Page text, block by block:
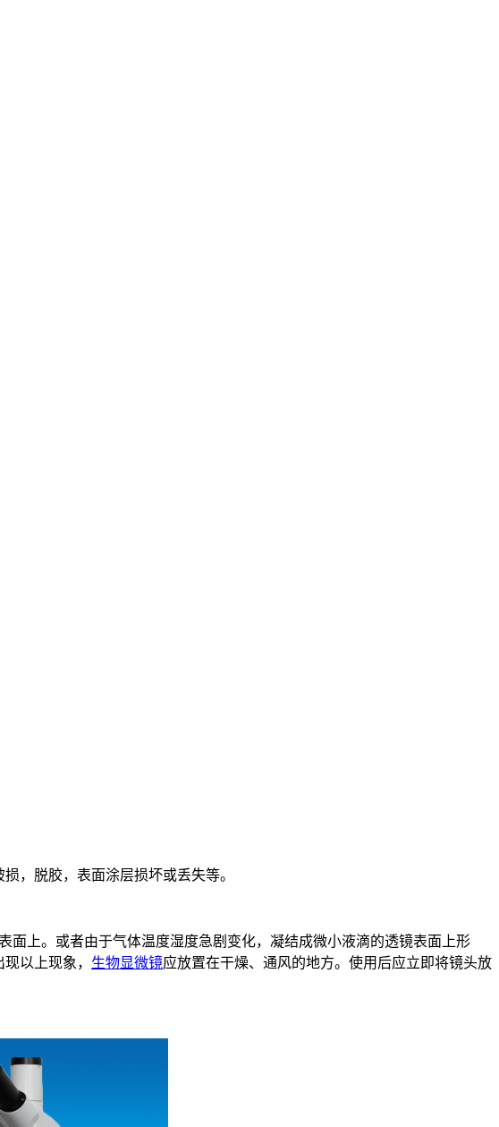
，脱胶，表面涂层损坏或丢失等。
上。或者由于气体温度湿度急剧变化，凝结成微小液滴的透镜表面上形
以上现象， 生物显微镜应放置在干燥、通风的地方。使用后应立即将镜头放